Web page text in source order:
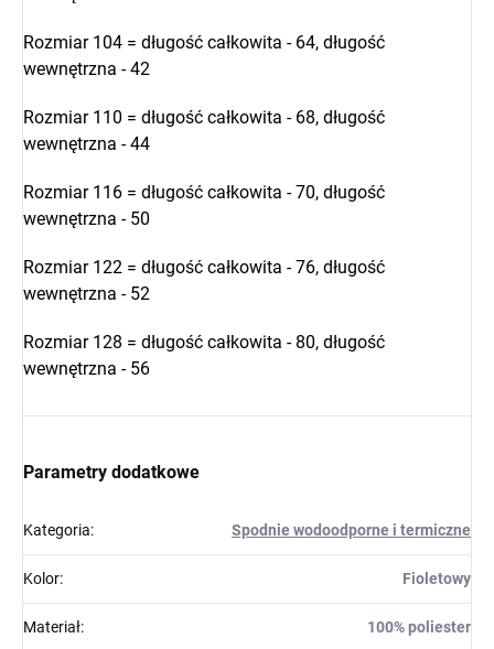
Rozmiar 104 = długość całkowita - 64, długość
wewnętrzna - 42
Rozmiar 110 = długość całkowita - 68, długość
wewnętrzna - 44
Rozmiar 116 = długość całkowita - 70, długość
wewnętrzna - 50
Rozmiar 122 = długość całkowita - 76, długość
wewnętrzna - 52
Rozmiar 128 = długość całkowita - 80, długość
wewnętrzna - 56
Parametry dodatkowe
Kategoria: Spodnie wodoodporne i termiczne
Kolor: Fioletowy
Materiał: 100% poliester